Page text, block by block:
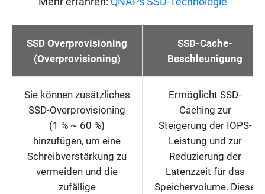
SSD Overprovisioning
(Overprovisioning)
SSD-Cache-
Beschleunigung
Sie können zusätzliches
SSD-Overprovisioning
(1 % ~ 60 %)
hinzufügen, um eine
Schreibverstärkung zu
vermeiden und die
zufällige
Ermöglicht SSD-
Caching zur
Steigerung der IOPS-
Leistung und zur
Reduzierung der
Latenzzeit für das
Speichervolume. Diese